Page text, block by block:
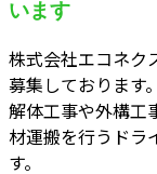
います
株式会社エコネク
募集しております。
解体工事や外構工
材運搬を行うドラ
す。